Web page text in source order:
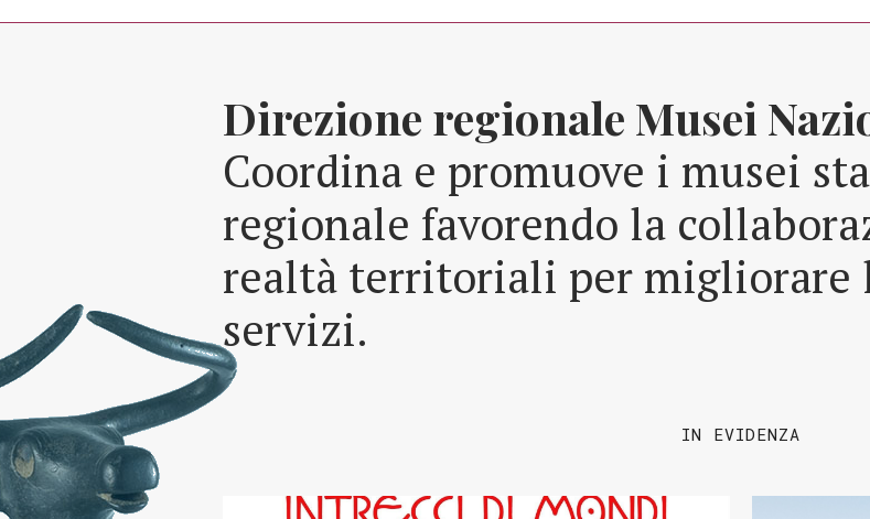
Direzione regionale Musei
Coordina e promuove i musei
regionale favorendo la
realtà territoriali per migliorare
servizi.
IN EVIDENZA